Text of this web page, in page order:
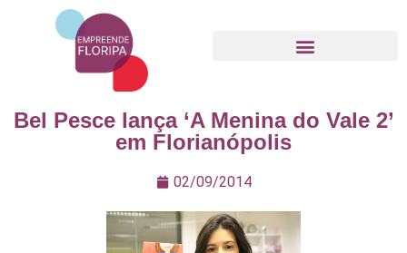
Bel Pesce lança ‘A Menina do Vale 2’
em Florianópolis
02/09/2014